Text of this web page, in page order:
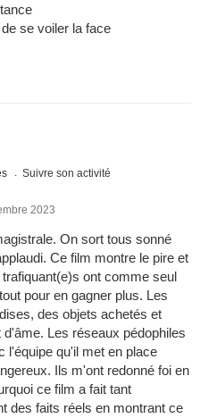
se voiler la face
Suivre son activité
2023
On sort tous sonné
Ce film montre le pire et
ont comme seul
pour en gagner plus. Les
des objets achetés et
Les réseaux pédophiles
l'équipe qu'il met en place
Ils m'ont redonné foi en
ce film a fait tant
des faits réels en montrant ce